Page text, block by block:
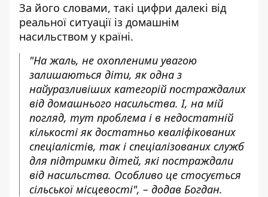
За його словами, такі цифри далекі від
реальної ситуації із домашнім
насильством у країні.
"На жаль, не охопленими увагою
залишаються діти, як одна з
найуразливіших категорій постраждалих
від домашнього насильства. І, на мій
погляд, тут проблема і в недостатній
кількості як достатньо кваліфікованих
спеціалістів, так і спеціалізованих служб
для підтримки дітей, які постраждали
від насильства. Особливо це стосується
сільської місцевості", – додав Богдан.